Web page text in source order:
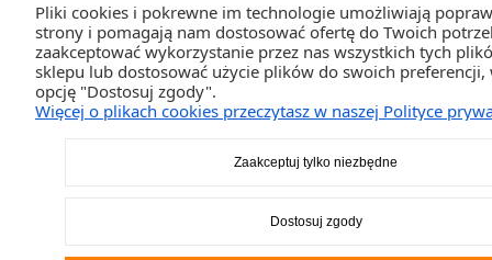
Pliki cookies i pokrewne im technologie umożliwiają
strony i pomagają nam dostosować ofertę do Twoich
zaakceptować wykorzystanie przez nas wszystkich tych
sklepu lub dostosować użycie plików do swoich preferencji,
opcję "Dostosuj zgody".
Więcej o plikach cookies przeczytasz w naszej Polityce
Zaakceptuj tylko niezbędne
Dostosuj zgody